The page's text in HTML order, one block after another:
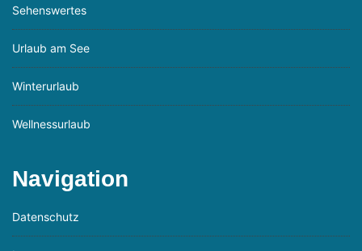
Sehenswertes
Urlaub am See
Winterurlaub
Wellnessurlaub
Navigation
Datenschutz